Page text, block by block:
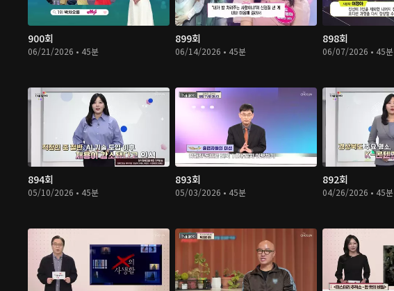
900회
06/21/2026 • 45분
899회
06/14/2026 • 45분
898회
06/07/2026 • 45분
894회
05/10/2026 • 45분
893회
05/03/2026 • 45분
892회
04/26/2026 • 45분